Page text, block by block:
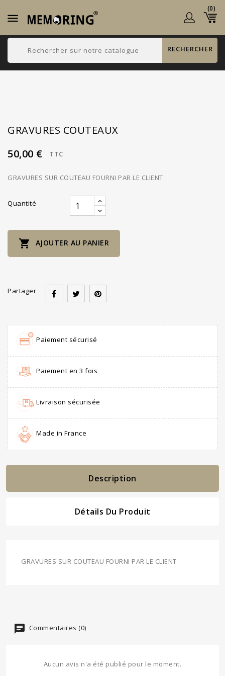

(0)
RECHERCHER
GRAVURES COUTEAUX
50,00 €
TTC
GRAVURES SUR COUTEAU FOURNI PAR LE CLIENT
Quantité
 AJOUTER AU PANIER
Partager
Paiement sécurisé
Paiement en 3 fois
Livraison sécurisée
Made in France
Description
Détails Du Produit
GRAVURES SUR COUTEAU FOURNI PAR LE CLIENT
Commentaires (0)
Aucun avis n'a été publié pour le moment.